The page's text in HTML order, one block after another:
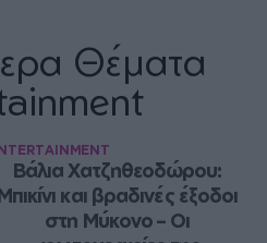
Θέματα
Βάλια Χατζηθεοδώρου:
και βραδινές έξοδοι
στη Μύκονο – Οι